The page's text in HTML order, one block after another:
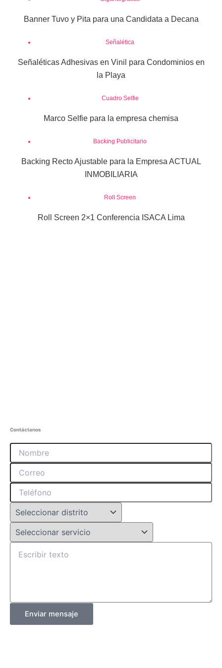
Banner Tuvo y Pita para una Candidata a Decana
Señalética
Señaléticas Adhesivas en Vinil para Condominios en
la Playa
Cuadro Selfie
Marco Selfie para la empresa chemisa
Backing Publicitario
Backing Recto Ajustable para la Empresa ACTUAL
INMOBILIARIA
Roll Screen
Roll Screen 2×1 Conferencia ISACA Lima
Contáctanos
Enviar mensaje